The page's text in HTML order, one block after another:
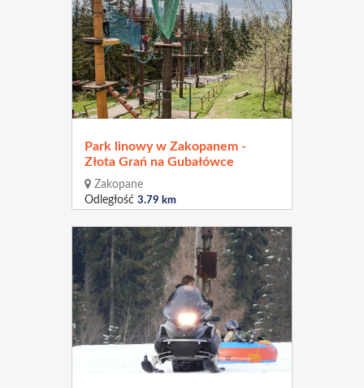
Park linowy w Zakopanem -
Złota Grań na Gubałówce
Zakopane
Odległość 3.79 km